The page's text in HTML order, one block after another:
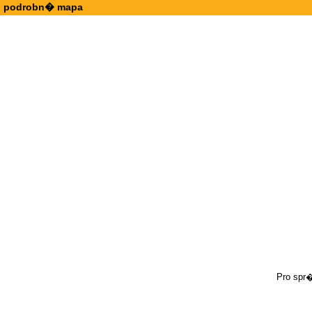
podrobn� mapa
Pro